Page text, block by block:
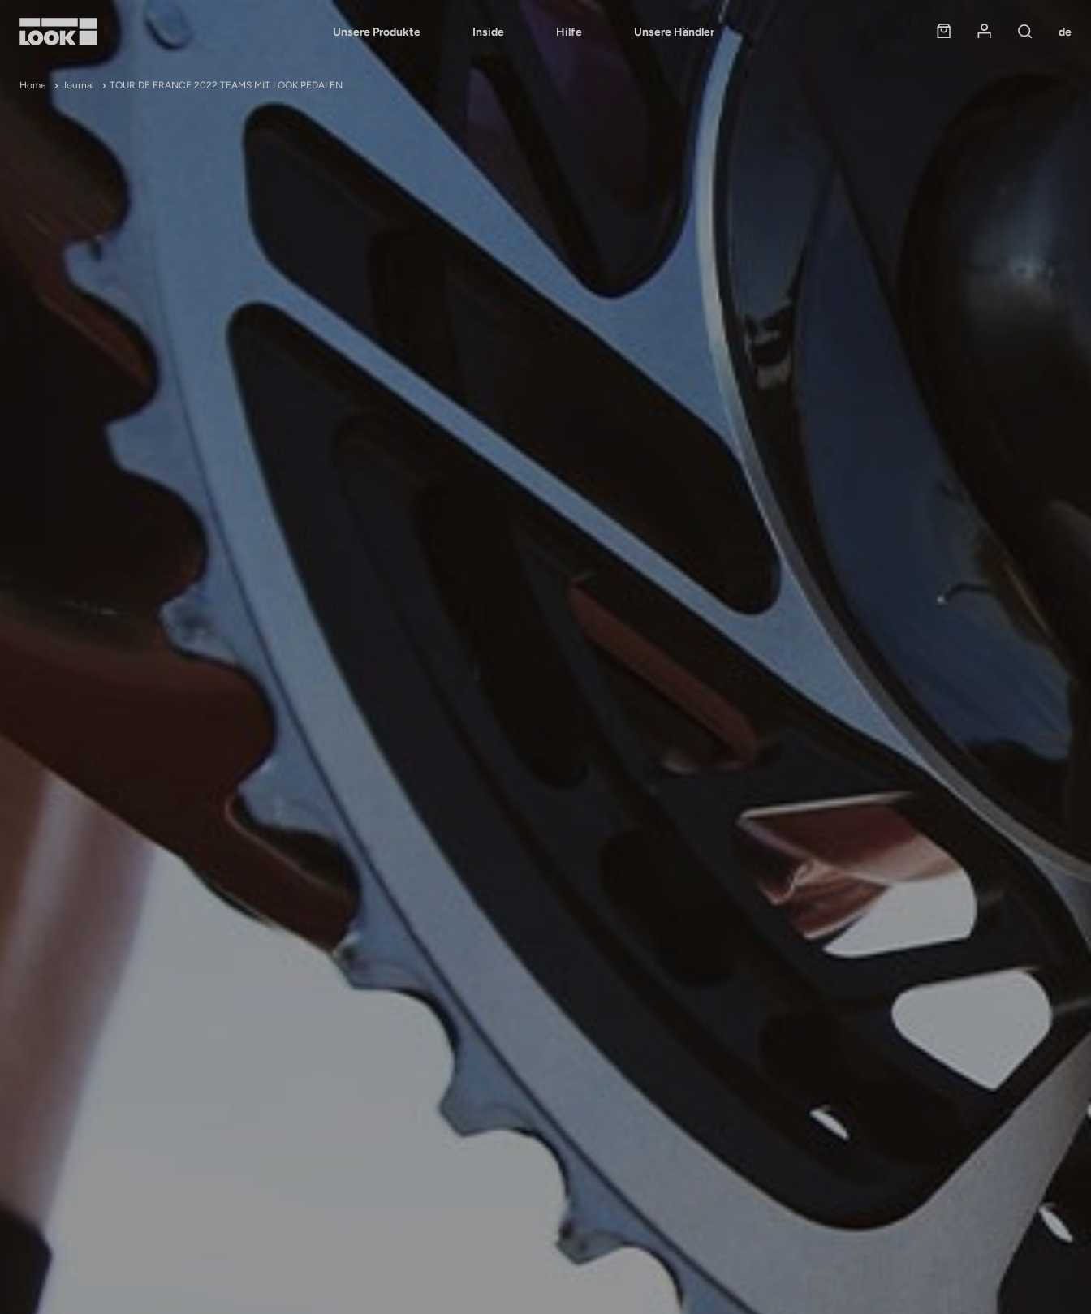
Unsere Produkte Inside Hilfe Unsere Händler
Unsere Händler
Panier
Mon compte
de
Home Journal TOUR DE FRANCE 2022 TEAMS MIT LOOK PEDALEN